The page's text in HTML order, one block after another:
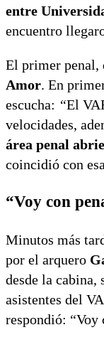
entre
encuentro
El primer penal,
Amor. En
escucha: “El
velocidades,
área penal
coincidió con
“Voy con
Minutos más
por el arquero
desde la cabina,
asistentes del
respondió: “Voy